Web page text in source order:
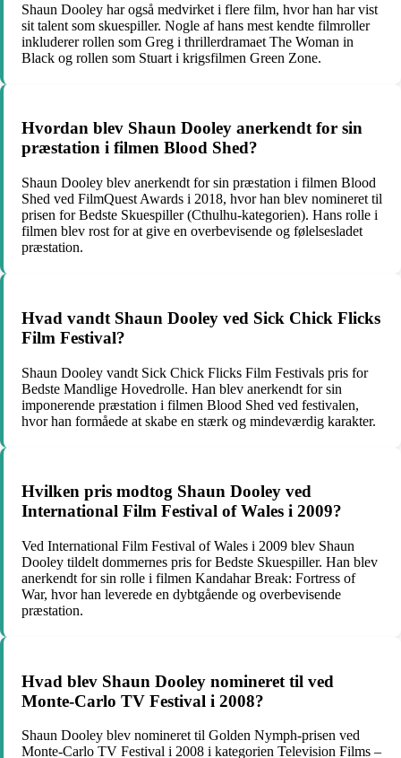
Shaun Dooley har også medvirket i flere film, hvor han har vist
sit talent som skuespiller. Nogle af hans mest kendte filmroller
inkluderer rollen som Greg i thrillerdramaet The Woman in
Black og rollen som Stuart i krigsfilmen Green Zone.
Hvordan blev Shaun Dooley anerkendt for sin
præstation i filmen Blood Shed?
Shaun Dooley blev anerkendt for sin præstation i filmen Blood
Shed ved FilmQuest Awards i 2018, hvor han blev nomineret til
prisen for Bedste Skuespiller (Cthulhu-kategorien). Hans rolle i
filmen blev rost for at give en overbevisende og følelsesladet
præstation.
Hvad vandt Shaun Dooley ved Sick Chick Flicks
Film Festival?
Shaun Dooley vandt Sick Chick Flicks Film Festivals pris for
Bedste Mandlige Hovedrolle. Han blev anerkendt for sin
imponerende præstation i filmen Blood Shed ved festivalen,
hvor han formåede at skabe en stærk og mindeværdig karakter.
Hvilken pris modtog Shaun Dooley ved
International Film Festival of Wales i 2009?
Ved International Film Festival of Wales i 2009 blev Shaun
Dooley tildelt dommernes pris for Bedste Skuespiller. Han blev
anerkendt for sin rolle i filmen Kandahar Break: Fortress of
War, hvor han leverede en dybtgående og overbevisende
præstation.
Hvad blev Shaun Dooley nomineret til ved
Monte-Carlo TV Festival i 2008?
Shaun Dooley blev nomineret til Golden Nymph-prisen ved
Monte-Carlo TV Festival i 2008 i kategorien Television Films –